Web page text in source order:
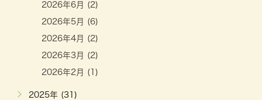
2026年6月 (2)
2026年5月 (6)
2026年4月 (2)
2026年3月 (2)
2026年2月 (1)
2025年 (31)